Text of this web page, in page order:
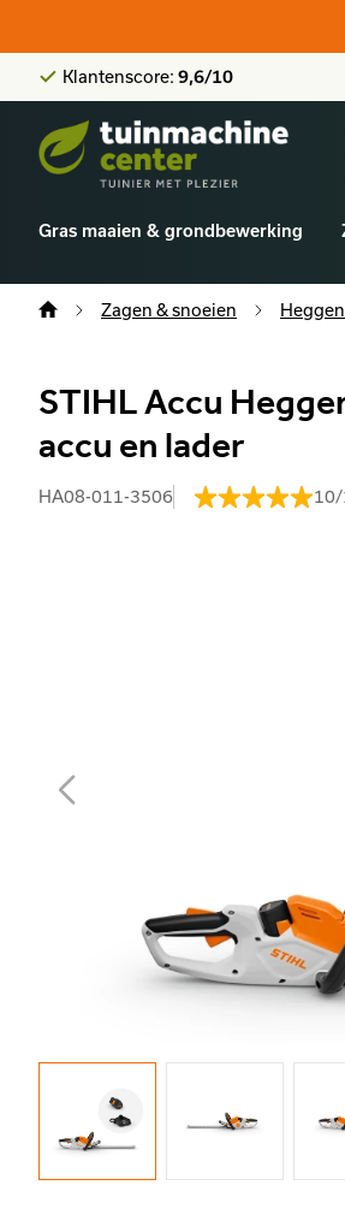
Officieel STIHL-verdeler
Klantenscore: 9,6/10
Gras maaien & grondbewerking
Zagen & snoeien
STIHL Accu
accu en lader
HA08-011-3506 10/